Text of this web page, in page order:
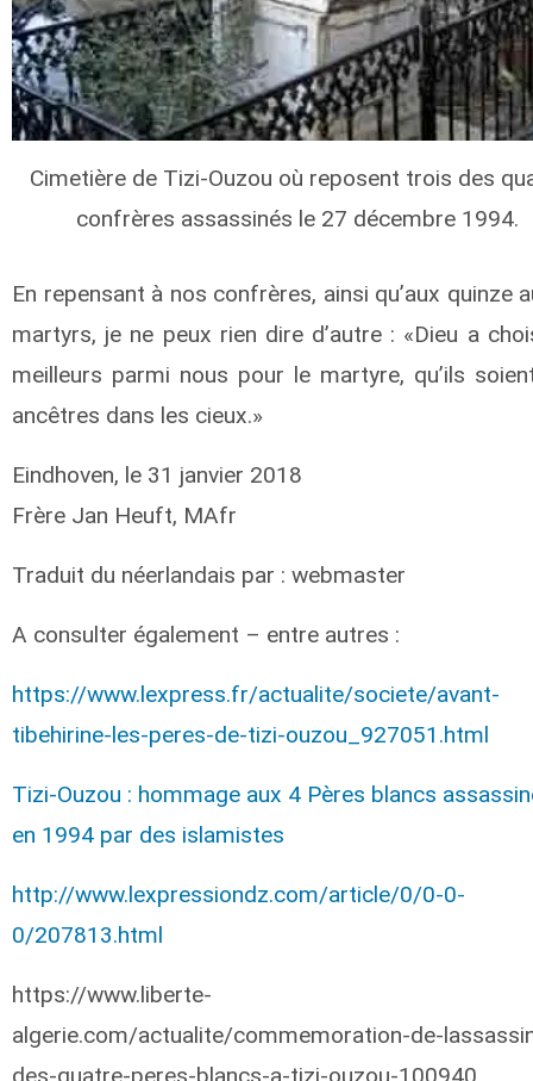
Cimetière de Tizi-Ouzou où reposent trois des
confrères assassinés le 27 décembre 1994.
En repensant à nos confrères, ainsi qu’aux quinze
martyrs, je ne peux rien dire d’autre : «­­­​Dieu a
meilleurs parmi nous pour le martyre, qu’ils
ancêtres dans les cieux.»
Eindhoven, le 31 janvier 2018
Frère Jan Heuft, MAfr
Traduit du néerlandais par : webmaster
A consulter également – entre autres :
https://www.lexpress.fr/actualite/societe/avant-
tibehirine-les-peres-de-tizi-ouzou_927051.html
Tizi-Ouzou : hommage aux 4 Pères blancs
en 1994 par des islamistes
http://www.lexpressiondz.com/article/0/0-0-
0/207813.html
https://www.liberte-
algerie.com/actualite/commemoration-de-